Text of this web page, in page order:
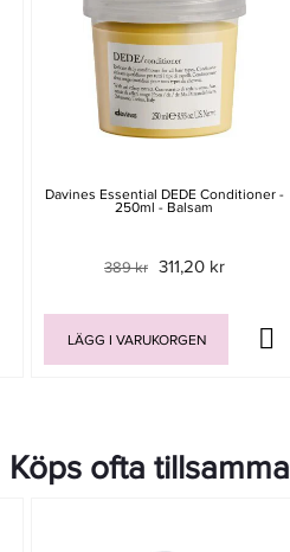
Davines Essential DEDE Conditioner -
250ml - Balsam
389 kr 311,20 kr
LÄGG I VARUKORGEN
Köps ofta